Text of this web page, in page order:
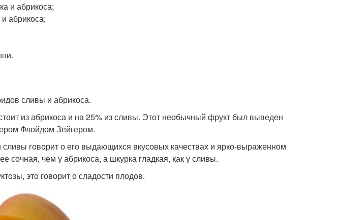
и абрикоса;
абрикоса;
сливы и абрикоса.
из абрикоса и на 25% из сливы. Этот необычный фрукт был выведен
Флойдом Зейгером.
сливы говорит о его выдающихся вкусовых качествах и ярко-выраженном
сочная, чем у абрикоса, а шкурка гладкая, как у сливы.
это говорит о сладости плодов.